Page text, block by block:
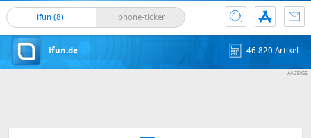
ifun (8) iphone-ticker
ifun.de 46 820 Artikel